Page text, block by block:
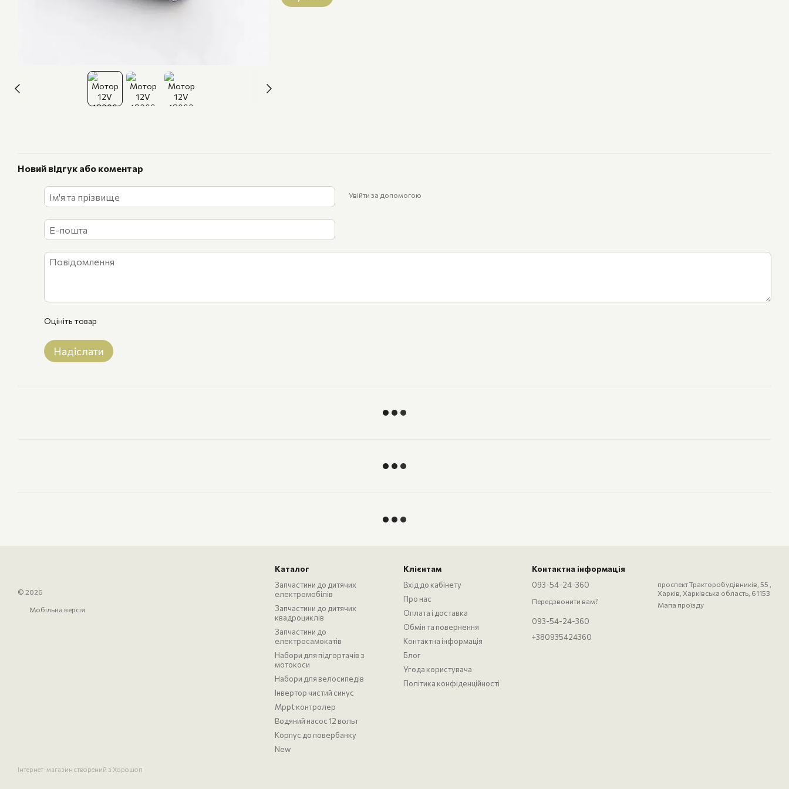
Новий відгук або коментар
Увійти за допомогою
Оцініть товар
Надіслати
© 2026
Мобільна версія
Інтернет-магазин створений з Хорошоп
Каталог
Запчастини до дитячих
електромобілів
Запчастини до дитячих
квадроциклів
Запчастини до
електросамокатів
Набори для підгортачів з
мотокоси
Набори для велосипедів
Інвертор чистий синус
Mppt контролер
Водяний насос 12 вольт
Корпус до повербанку
New
Клієнтам
Вхід до кабінету
Про нас
Оплата і доставка
Обмін та повернення
Контактна інформація
Блог
Угода користувача
Політика конфіденційності
Контактна інформація
093-54-24-360
Передзвонити вам?
093-54-24-360
+380935424360
проспект Тракторобудівників, 55 ,
Харків, Харківська область, 61153
Мапа проїзду